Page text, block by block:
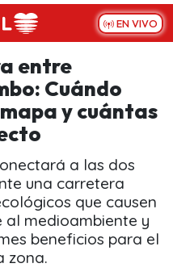
EN VIVO
entre
Cuándo
y cuántas
a las dos
una carretera
que causen
al medioambiente y
beneficios para el
zona.